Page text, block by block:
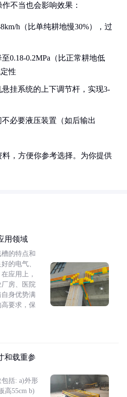
不当也会影响效果：
8km/h（比单纯耕地慢30%），过
至0.18-0.2MPa（比正常耕地低
性
悬挂系统的上下调节杆，实现3-
必要液压装置（如后输出
，方便你参考选择。为你提供
用领域
的特点和
的电气、
应用上，
房、医院
身优势满
要求，保
和载重参
括: a)外形
高55cm b)